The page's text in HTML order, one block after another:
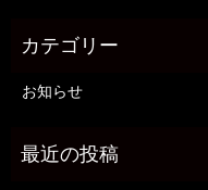
お知らせ